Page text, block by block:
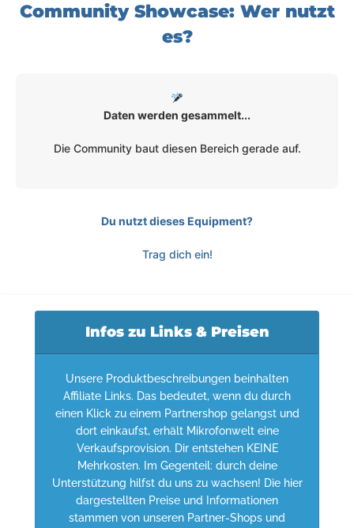
Community Showcase: Wer nutzt
es?
Daten werden gesammelt...
Die Community baut diesen Bereich gerade auf.
Du nutzt dieses Equipment?
Trag dich ein!
Infos zu Links & Preisen
Unsere Produktbeschreibungen beinhalten
Affiliate Links. Das bedeutet, wenn du durch
einen Klick zu einem Partnershop gelangst und
dort einkaufst, erhält Mikrofonwelt eine
Verkaufsprovision. Dir entstehen KEINE
Mehrkosten. Im Gegenteil: durch deine
Unterstützung hilfst du uns zu wachsen! Die hier
dargestellten Preise und Informationen
stammen von unseren Partner-Shops und